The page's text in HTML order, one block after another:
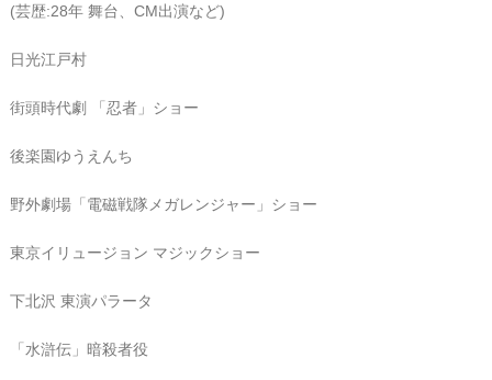
(芸歴:28年 舞台、CM出演など)
日光江戸村
街頭時代劇 「忍者」ショー
後楽園ゆうえんち
野外劇場「電磁戦隊メガレンジャー」ショー
東京イリュージョン マジックショー
下北沢 東演パラータ
「水滸伝」暗殺者役